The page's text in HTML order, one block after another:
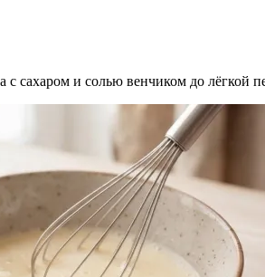
с сахаром и солью венчиком до лёгкой